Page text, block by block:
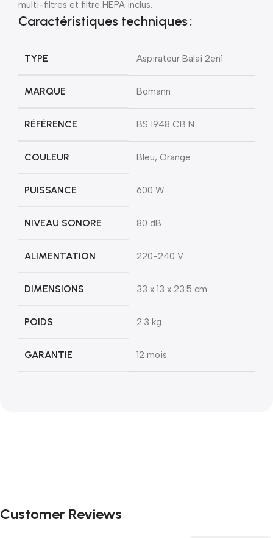
multi-filtres et filtre HEPA inclus.
Caractéristiques techniques :
TYPE Aspirateur Balai 2en1
MARQUE Bomann
RÉFÉRENCE BS 1948 CB N
COULEUR Bleu, Orange
PUISSANCE 600 W
NIVEAU SONORE 80 dB
ALIMENTATION 220-240 V
DIMENSIONS 33 x 13 x 23.5 cm
POIDS 2.3 kg
GARANTIE 12 mois
Customer Reviews